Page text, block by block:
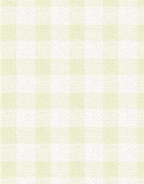
サーチ、またはグループ形式による
営
らに付随する業務
所、電話番号その他の登録情報につ
に当社所定の変更手続きを行うもの
要と認めた場合、会員に対して、電
録情報の対象者が会員登録者本人で
であること、アンケートの回答内容
るものとます。
員登録後当社が定期的に行う登録情
定の期間内に更新手続きを行うもの
新手続きを行わない場合、その時点
ントは失効されるものとします。